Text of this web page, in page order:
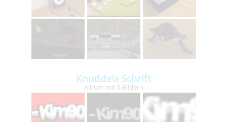
Knuddels Schrift
Album mit 6 Bildern